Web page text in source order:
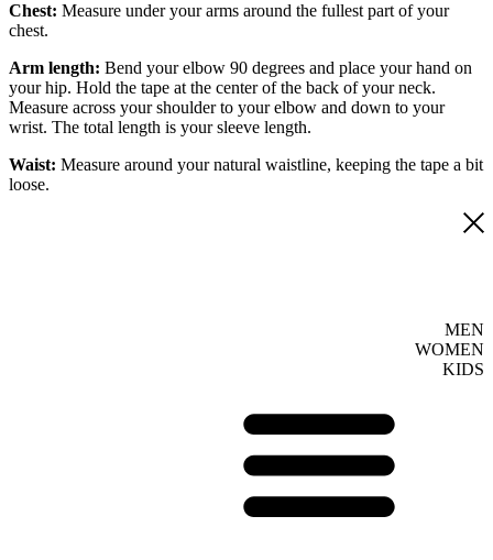
Chest: Measure under your arms around the fullest part of your
chest.
Arm length: Bend your elbow 90 degrees and place your hand on
your hip. Hold the tape at the center of the back of your neck.
Measure across your shoulder to your elbow and down to your
wrist. The total length is your sleeve length.
Waist: Measure around your natural waistline, keeping the tape a bit
loose.
MEN
WOMEN
KIDS